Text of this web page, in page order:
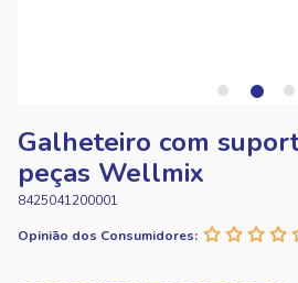
Galheteiro com
peças Wellmix
8425041200001
Opinião dos Consumidores: